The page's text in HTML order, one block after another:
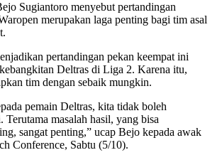
Sugiantoro menyebut pertandingan
merupakan laga penting bagi tim asal
pertandingan pekan keempat ini
Deltras di Liga 2. Karena itu,
tim dengan sebaik mungkin.
pemain Deltras, kita tidak boleh
masalah hasil, yang bisa
sangat penting,” ucap Bejo kepada awak
Conference, Sabtu (5/10).